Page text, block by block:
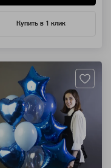
Купить в 1 клик